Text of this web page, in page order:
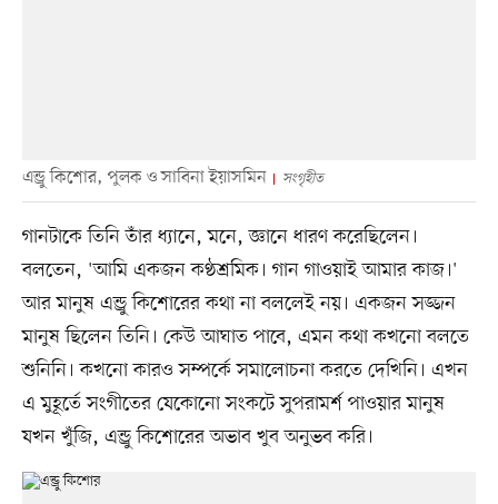
এন্ড্রু কিশোর, পুলক ও সাবিনা ইয়াসমিন সংগৃহীত
গানটাকে তিনি তাঁর ধ্যানে, মনে, জ্ঞানে ধারণ করেছিলেন।
বলতেন, 'আমি একজন কণ্ঠশ্রমিক। গান গাওয়াই আমার কাজ।'
আর মানুষ এন্ড্রু কিশোরের কথা না বললেই নয়। একজন সজ্জন
মানুষ ছিলেন তিনি। কেউ আঘাত পাবে, এমন কথা কখনো বলতে
শুনিনি। কখনো কারও সম্পর্কে সমালোচনা করতে দেখিনি। এখন
এ মুহূর্তে সংগীতের যেকোনো সংকটে সুপরামর্শ পাওয়ার মানুষ
যখন খুঁজি, এন্ড্রু কিশোরের অভাব খুব অনুভব করি।